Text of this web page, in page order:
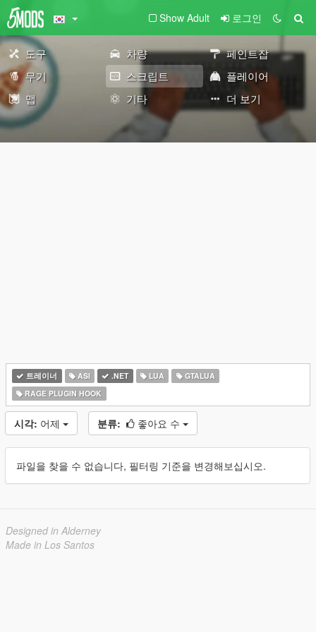
Show Adult 로그인
도구 차량
페인트잡
무기
스크립트
플레이어
맵
기타 더 보기
트레이너 ASI .NET LUA
GTALUA
RAGE PLUGIN HOOK
시각: 어제 분류: 좋아요 수
파일을 찾을 수 없습니다, 필터링 기준을 변경해보십시오.
Designed in Alderney
Made in Los Santos